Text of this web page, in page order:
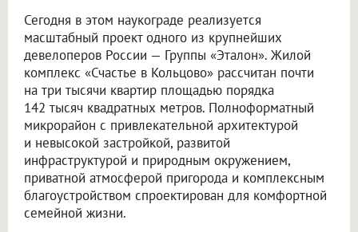
Сегодня в этом наукограде реализуется
масштабный проект одного из крупнейших
девелоперов России — Группы «Эталон». Жилой
комплекс «Счастье в Кольцово» рассчитан почти
на три тысячи квартир площадью порядка
142 тысяч квадратных метров. Полноформатный
микрорайон с привлекательной архитектурой
и невысокой застройкой, развитой
инфраструктурой и природным окружением,
приватной атмосферой пригорода и комплексным
благоустройством спроектирован для комфортной
семейной жизни.